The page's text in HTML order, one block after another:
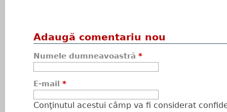
Adaugă comentariu nou
Numele dumneavoastră *
E-mail *
Conţinutul acestui câmp va fi considerat